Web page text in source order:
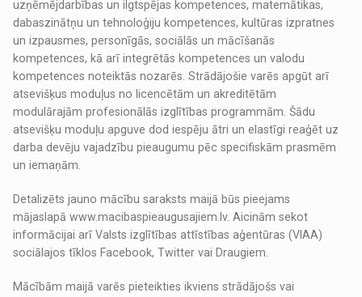
uzņēmējdarbības un ilgtspējas kompetences, matemātikas,
dabaszinātņu un tehnoloģiju kompetences, kultūras izpratnes
un izpausmes, personīgās, sociālās un mācīšanās
kompetences, kā arī integrētās kompetences un valodu
kompetences noteiktās nozarēs. Strādājošie varēs apgūt arī
atsevišķus moduļus no licencētām un akreditētām
modulārajām profesionālās izglītības programmām. Šādu
atsevišķu moduļu apguve dod iespēju ātri un elastīgi reaģēt uz
darba devēju vajadzību pieaugumu pēc specifiskām prasmēm
un iemaņām.
Detalizēts jauno mācību saraksts maijā būs pieejams
mājaslapā www.macibaspieaugusajiem.lv. Aicinām sekot
informācijai arī Valsts izglītības attīstības aģentūras (VIAA)
sociālajos tīklos Facebook, Twitter vai Draugiem.
Mācībām maijā varēs pieteikties ikviens strādājošs vai